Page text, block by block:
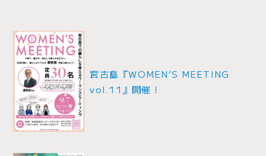
投
稿
ナ
ビ
ゲ
宮古島『WOMEN’S MEETING
vol.11』開催！